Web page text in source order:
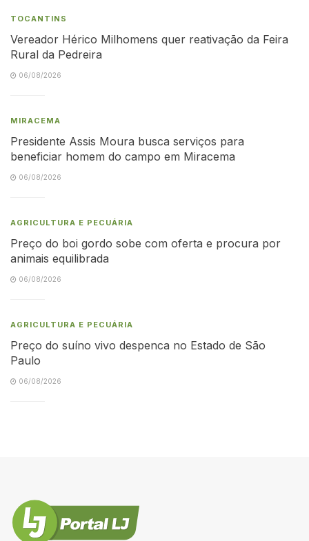
TOCANTINS
Vereador Hérico Milhomens quer reativação da Feira
Rural da Pedreira
06/08/2026
MIRACEMA
Presidente Assis Moura busca serviços para
beneficiar homem do campo em Miracema
06/08/2026
AGRICULTURA E PECUÁRIA
Preço do boi gordo sobe com oferta e procura por
animais equilibrada
06/08/2026
AGRICULTURA E PECUÁRIA
Preço do suíno vivo despenca no Estado de São
Paulo
06/08/2026